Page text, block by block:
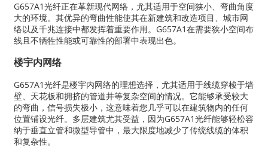
G657A1光纤正在革新现代网络，尤其适用于空间狭小、弯曲角度
大的环境。其优异的弯曲性能使其在新建筑和改造项目、城市网
络以及千兆连接中都发挥着重要作用。G657A1在需要狭小空间布
线且不牺牲性能或可靠性的部署中表现出色。
楼宇内网络
G657A1光纤是楼宇内网络的理想选择，尤其适用于线缆穿梭于墙
壁、天花板和拥挤的管道井等复杂空间的情况。它能够承受较大
的弯曲，信号损失极小，这意味着您几乎可以在建筑物内的任何
位置铺设光纤。多层建筑尤其受益，因为G657A1光纤能够轻松容
纳于垂直立管和微型导管中，最大限度地减少了传统线缆的体积
和复杂性。